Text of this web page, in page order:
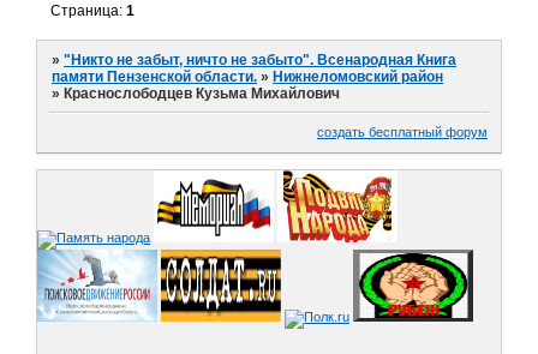
Страница:1
»"Никто не забыт, ничто не забыто". Всенародная Книга
памяти Пензенской области. » Нижнеломовский район
» Краснослободцев Кузьма Михайлович
создать бесплатный форум